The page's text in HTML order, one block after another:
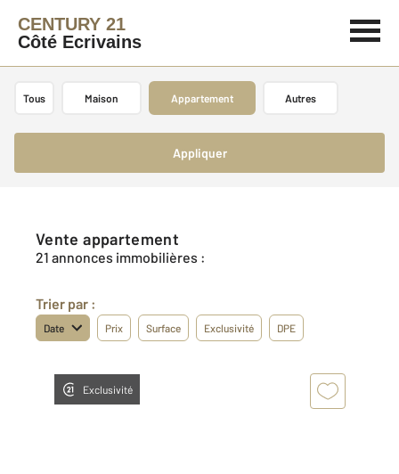
CENTURY 21
Côté Ecrivains
Tous Maison Appartement Autres
Appliquer
Vente appartement
21 annonces immobilières :
Trier par :
Date Prix Surface Exclusivité DPE
Exclusivité